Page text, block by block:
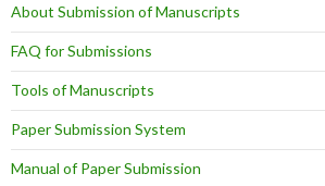
About Submission of Manuscripts
FAQ for Submissions
Tools of Manuscripts
Paper Submission System
Manual of Paper Submission